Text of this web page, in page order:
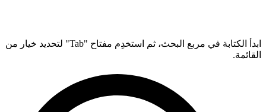
ابدأ الكتابة في مربع البحث، ثم استخدِم مفتاح "Tab" لتحديد خيار من
القائمة.